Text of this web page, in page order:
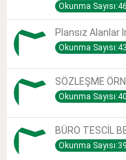
Okunma
Plansız
Okunma
SÖZLEŞME
Okunma
BÜRO TESCİL
Okunma